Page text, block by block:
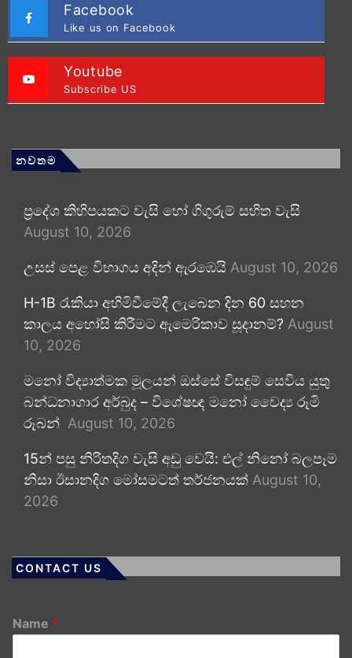
Facebook
Like us on Facebook
Youtube
Subscribe US
නවතම
ප්‍රදේශ කිහිපයකට වැසි හෝ ගිගුරුම් සහිත වැසි
August 10, 2026
උසස් පෙළ විභාගය අදින් ඇරඹෙයි August 10, 2026
H-1B රැකියා අහිමිවීමේදී ලැබෙන දින 60 සහන
කාලය අහෝසි කිරීමට ඇමෙරිකාව සූදානම්? August
10, 2026
මනෝ විද්‍යාත්මක මූලයන් ඔස්සේ විසඳුම් සෙවිය යුතු
බන්ධනාගාර අර්බුද – විශේෂඥ මනෝ වෛද්‍ය රූමි
රූබන් August 10, 2026
15න් පසු නිරිතදිග වැසි අඩු වෙයි: එල් නිනෝ බලපෑම
නිසා ඊසානදිග මෝසමටත් තර්ජනයක් August 10,
2026
CONTACT US
Name *